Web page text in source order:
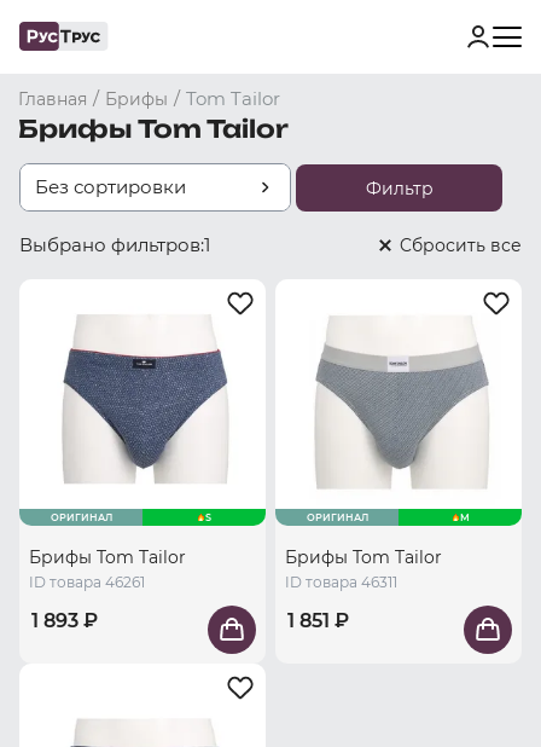
Главная / Брифы / Tom Tailor
Брифы Tom Tailor
Без сортировки Фильтр
Выбрано фильтров:1 Cбросить все
ОРИГИНАЛ S
Брифы Tom Tailor
ID товара 46261
1 893 ₽
ОРИГИНАЛ M
Брифы Tom Tailor
ID товара 46311
1 851 ₽